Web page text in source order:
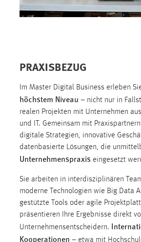
PRAXISBEZUG
Im Master Digital Business erleben
höchstem Niveau – nicht nur in
realen Projekten mit Unternehmen
und IT. Gemeinsam mit
digitale Strategien, innovative
datenbasierte Lösungen, die
Unternehmenspraxis eingesetzt
Sie arbeiten in interdisziplinären
moderne Technologien wie Big Data
gestützte Tools oder agile
präsentieren Ihre Ergebnisse direkt
Unternehmensentscheidern.
Kooperationen – etwa mit